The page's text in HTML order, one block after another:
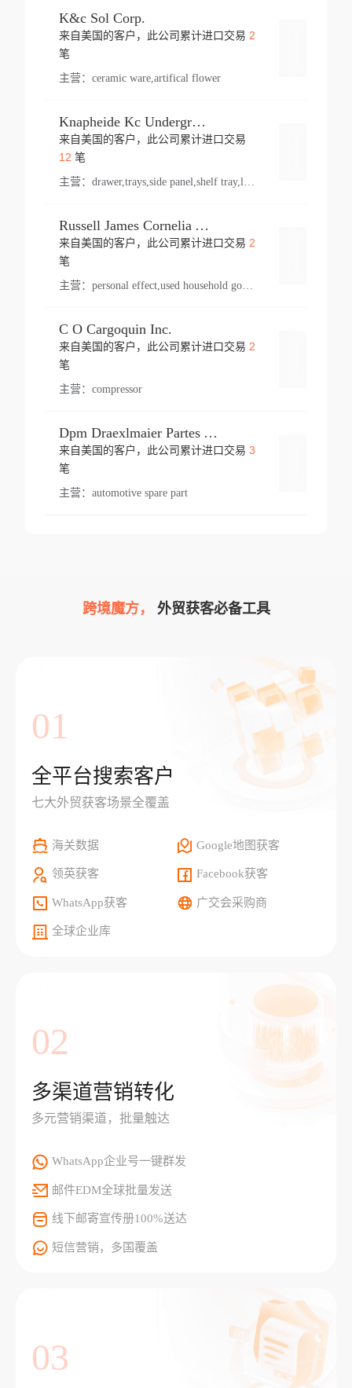
K&c Sol Corp.
来自美国的客户，此公司累计进口交易 2
笔
主营： ceramic ware,artifical flower
Knapheide Kc Underground
来自美国的客户，此公司累计进口交易
12 笔
主营：
Russell James Cornelia Arlington Va
来自美国的客户，此公司累计进口交易 2
笔
主营： personal effect,used household goods
C O Cargoquin Inc.
来自美国的客户，此公司累计进口交易 2
笔
主营： compressor
Dpm Draexlmaier Partes Automotrices Corr Ind Huejotzingo
来自美国的客户，此公司累计进口交易 3
笔
主营： automotive spare part
跨境魔方， 外贸获客必备工具
01
全平台搜索客户
七大外贸获客场景全覆盖
海关数据 Google地图获客
领英获客 Facebook获客
WhatsApp获客 广交会采购商
全球企业库
02
多渠道营销转化
多元营销渠道，批量触达
WhatsApp企业号一键群发
邮件EDM全球批量发送
线下邮寄宣传册100%送达
短信营销，多国覆盖
03